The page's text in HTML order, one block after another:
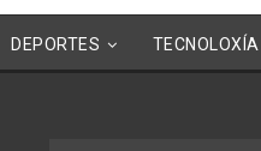
DEPORTES TECNOLOXÍA